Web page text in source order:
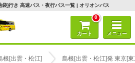
]行き 高速バス・夜行バス一覧 | オリオンバス
0
カート メニュー
根[出雲・松江] 島根[出雲・松江]発 東京[